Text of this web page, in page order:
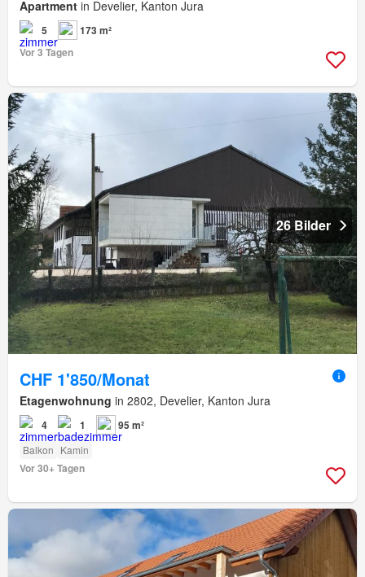
Apartment in Develier, Kanton Jura
5
173 m²
Vor 3 Tagen
26 Bilder
CHF 1'850/Monat
Etagenwohnung in 2802, Develier, Kanton Jura
4 1 95 m²
Balkon Kamin
Vor 30+ Tagen